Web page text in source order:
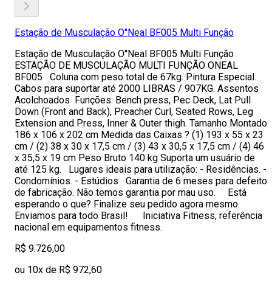
Estação de Musculação O''Neal BF005 Multi Função
Estação de Musculação O''Neal BF005 Multi Função
ESTAÇÃO DE MUSCULAÇÃO MULTI FUNÇÃO ONEAL
BF005 Coluna com peso total de 67kg. Pintura Especial.
Cabos para suportar até 2000 LIBRAS / 907KG. Assentos
Acolchoados Funções: Bench press, Pec Deck, Lat Pull
Down (Front and Back), Preacher Curl, Seated Rows, Leg
Extension and Press, Inner & Outer thigh. Tamanho Montado
186 x 106 x 202 cm Medida das Caixas ? (1) 193 x 55 x 23
cm / (2) 38 x 30 x 17,5 cm / (3) 43 x 30,5 x 17,5 cm / (4) 46
x 35,5 x 19 cm Peso Bruto 140 kg Suporta um usuário de
até 125 kg. Lugares ideais para utilização: - Residências. -
Condomínios. - Estúdios Garantia de 6 meses para defeito
de fabricação. Não temos garantia por mau uso. Está
esperando o que? Finalize seu pedido agora mesmo.
Enviamos para todo Brasil! Iniciativa Fitness, referência
nacional em equipamentos fitness.
R$ 9.726,00
ou 10x de R$ 972,60